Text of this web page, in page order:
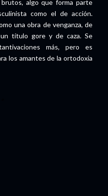
algo que forma parte
como el de acción.
una obra de venganza, de
título gore y de caza. Se
más, pero es
los amantes de la ortodoxia